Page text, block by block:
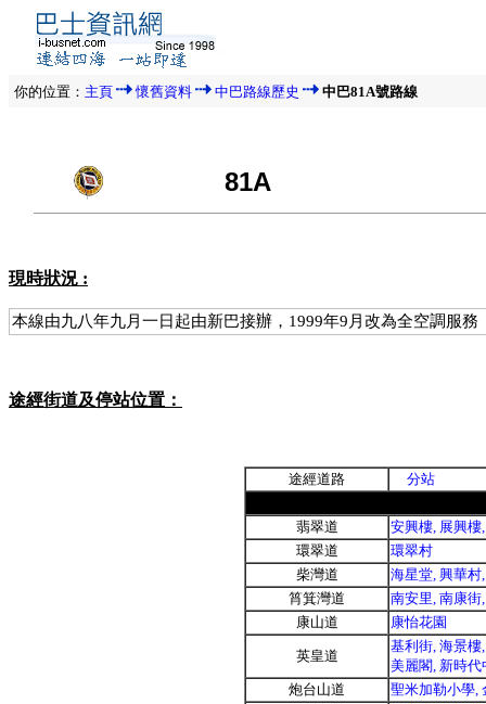
你的位置： 主頁 懷舊資料 中巴路線歷史 中巴81A號路線
81A
現時狀況 :
本線由九八年九月一日起由新巴接辦，1999年9月改為全空調服務
途經街道及停站位置：
途經道路 分站
翡翠道
安興樓, 展興樓
環翠道
環翠村
柴灣道
海星堂, 興華村
筲箕灣道
南安里, 南康街
康山道
康怡花園
英皇道
基利街, 海景樓
美麗閣, 新時代
炮台山道
聖米加勒小學,